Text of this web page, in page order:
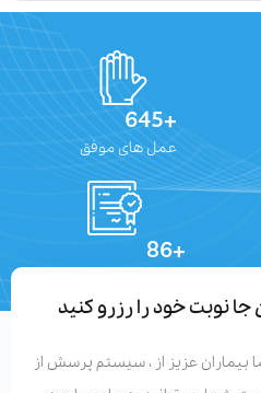
+645
عمل های موفق
+86
نوبت خود را رزرو کنید
عزیز از ، سیستم پرسش از